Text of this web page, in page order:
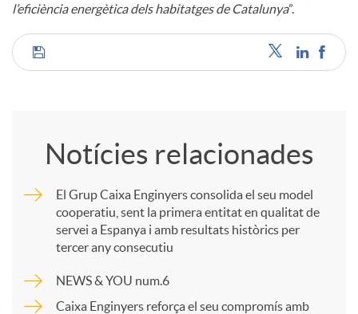
l’eficiència energètica dels habitatges de Catalunya”.
C
a
Notícies relacionades
El Grup Caixa Enginyers consolida el seu model
cooperatiu, sent la primera entitat en qualitat de
servei a Espanya i amb resultats històrics per
tercer any consecutiu
NEWS & YOU num.6
Caixa Enginyers reforça el seu compromís amb